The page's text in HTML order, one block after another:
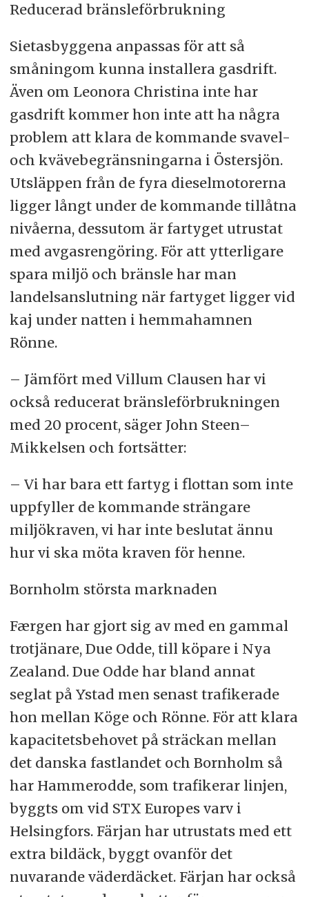
Reducerad bränsleförbrukning
Sietasbyggena anpassas för att så
småningom kunna installera gasdrift.
Även om Leonora Christina inte har
gasdrift kommer hon inte att ha några
problem att klara de kommande svavel-
och kvävebegränsningarna i Östersjön.
Utsläppen från de fyra dieselmotorerna
ligger långt under de kommande tillåtna
nivåerna, dessutom är fartyget utrustat
med avgasrengöring. För att ytterligare
spara miljö och bränsle har man
landelsanslutning när fartyget ligger vid
kaj under natten i hemmahamnen
Rönne.
– Jämfört med Villum Clausen har vi
också reducerat bränsleförbrukningen
med 20 procent, säger John Steen–
Mikkelsen och fortsätter:
– Vi har bara ett fartyg i flottan som inte
uppfyller de kommande strängare
miljökraven, vi har inte beslutat ännu
hur vi ska möta kraven för henne.
Bornholm största marknaden
Færgen har gjort sig av med en gammal
trotjänare, Due Odde, till köpare i Nya
Zealand. Due Odde har bland annat
seglat på Ystad men senast trafikerade
hon mellan Köge och Rönne. För att klara
kapacitetsbehovet på sträckan mellan
det danska fastlandet och Bornholm så
har Hammerodde, som trafikerar linjen,
byggts om vid STX Europes varv i
Helsingfors. Färjan har utrustats med ett
extra bildäck, byggt ovanför det
nuvarande väderdäcket. Färjan har också